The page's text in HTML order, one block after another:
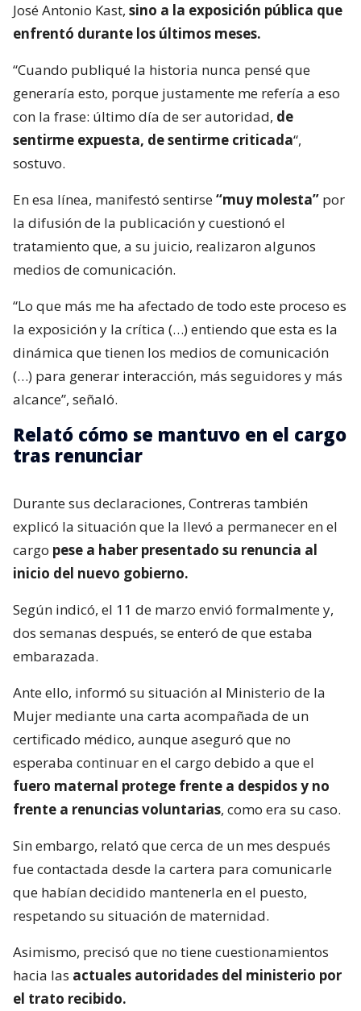
José Antonio Kast, sino a la exposición pública que
enfrentó durante los últimos meses.
“Cuando publiqué la historia nunca pensé que
generaría esto, porque justamente me refería a eso
con la frase: último día de ser autoridad, de
sentirme expuesta, de sentirme criticada“,
sostuvo.
En esa línea, manifestó sentirse“muy molesta” por
la difusión de la publicación y cuestionó el
tratamiento que, a su juicio, realizaron algunos
medios de comunicación.
“Lo que más me ha afectado de todo este proceso es
la exposición y la crítica (…) entiendo que esta es la
dinámica que tienen los medios de comunicación
(…) para generar interacción, más seguidores y más
alcance”, señaló.
Relató cómo se mantuvo en el cargo
tras renunciar
Durante sus declaraciones, Contreras también
explicó la situación que la llevó a permanecer en el
cargo pese a haber presentado su renuncia al
inicio del nuevo gobierno.
Según indicó, el 11 de marzo envió formalmente y,
dos semanas después, se enteró de que estaba
embarazada.
Ante ello, informó su situación al Ministerio de la
Mujer mediante una carta acompañada de un
certificado médico, aunque aseguró que no
esperaba continuar en el cargo debido a que el
fuero maternal protege frente a despidos y no
frente a renuncias voluntarias, como era su caso.
Sin embargo, relató que cerca de un mes después
fue contactada desde la cartera para comunicarle
que habían decidido mantenerla en el puesto,
respetando su situación de maternidad.
Asimismo, precisó que no tiene cuestionamientos
hacia las actuales autoridades del ministerio por
el trato recibido.